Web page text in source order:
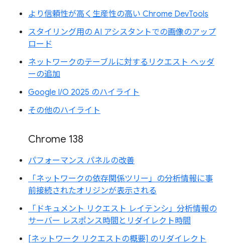
より信頼性が高く生産性の高い Chrome DevTools
スタイリング用の AI アシスタントでの画像のアップ
ロード
ネットワークのテーブルに対するリクエスト ヘッダ
ーの追加
Google I/O 2025 のハイライト
その他のハイライト
Chrome 138
パフォーマンス パネルの改善
「ネットワークの依存関係ツリー」の分析情報に事
前接続されたオリジンが表示される
「ドキュメント リクエスト レイテンシ」分析情報の
サーバー レスポンス時間とリダイレクト時間
[ネットワーク リクエストの概要] のリダイレクト